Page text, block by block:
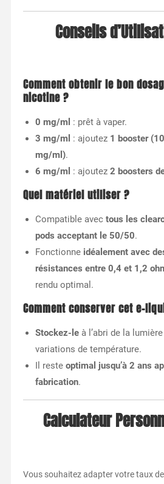
Conseils
Comment obtenir le bon
nicotine ?
0 mg/ml : prêt à vaper.
3 mg/ml : ajoutez 1 booster
mg/ml).
6 mg/ml : ajoutez 2 boosters
Quel matériel utiliser ?
Compatible avec tous les
pods acceptant le 50/50.
Fonctionne idéalement avec
résistances entre 0,4 et 1,2
rendu optimal.
Comment conserver cet e-
Stockez-leà l’abri de la
variations de température.
Il reste optimal jusqu’à 2 ans
fabrication.
Calculateur
Vous souhaitez adapter votre taux